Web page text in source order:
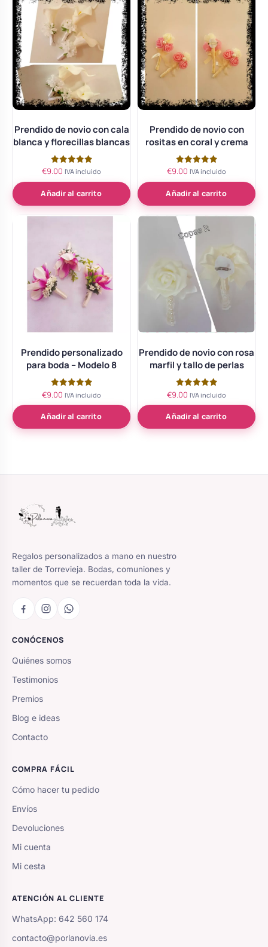
Prendido de novio con cala
blanca y florecillas blancas
Valorado
5.00
de 5
€9.00 IVA incluido
Añadir al carrito
Prendido de novio con
rositas en coral y crema
Valorado
5.00
de 5
€9.00 IVA incluido
Añadir al carrito
Prendido personalizado
para boda – Modelo 8
Valorado
de 5
€9.00 IVA incluido
Añadir al carrito
Prendido de novio con rosa
marfil y tallo de perlas
Valorado
de 5
€9.00 IVA incluido
Añadir al carrito
Regalos personalizados a mano en nuestro
taller de Torrevieja. Bodas, comuniones y
momentos que se recuerdan toda la vida.
CONÓCENOS
Quiénes somos
Testimonios
Premios
Blog e ideas
Contacto
COMPRA FÁCIL
Cómo hacer tu pedido
Envíos
Devoluciones
Mi cuenta
Mi cesta
ATENCIÓN AL CLIENTE
WhatsApp: 642 560 174
contacto@porlanovia.es